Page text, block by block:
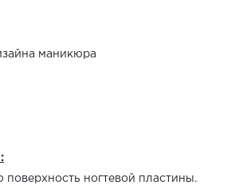
маникюра
ногтевой пластины.